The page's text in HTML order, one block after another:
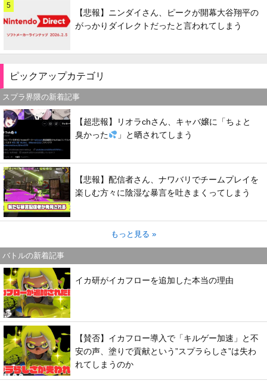
5
【悲報】ニンダイさん、ピークが開幕大谷翔平の
がっかりダイレクトだったと言われてしまう
ピックアップカテゴリ
スプラ界隈の新着記事
【超悲報】リオラchさん、キャバ嬢に「ちょと
臭かった
」と晒されてしまう
【悲報】配信者さん、ナワバリでチームプレイを
楽しむ方々に陰湿な暴言を吐きまくってしまう
もっと見る »
バトルの新着記事
イカ研がイカフローを追加した本当の理由
【賛否】イカフロー導入で「キルゲー加速」と不
安の声、塗りで貢献という”スプラらしさ”は失わ
れてしまうのか